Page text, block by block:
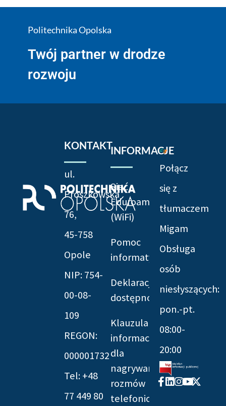
Politechnika Opolska
Twój partner w drodze
rozwoju
KONTAKT
ul.
Prószkowska
76,
45-758
Opole
NIP: 754-
00-08-
109
REGON:
000001732
Tel: +48
77 449 80
INFORMACJE
Sieć
Eduroam
(WiFi)
Pomoc
informatyczna
Deklaracja
dostępności
Klauzula
informacyjna
dla
nagrywania
rozmów
telefonicznych
Połącz
się z
tłumaczem
Migam
Obsługa
osób
niesłyszących:
pon.-pt.
08:00-
20:00
Facebook-
f
Linkedin
Instagram
Youtube
X-
twitter